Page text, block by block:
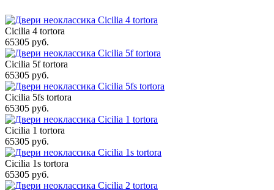
Cicilia 4 tortora
65305 руб.
Cicilia 5f tortora
65305 руб.
Cicilia 5fs tortora
65305 руб.
Cicilia 1 tortora
65305 руб.
Cicilia 1s tortora
65305 руб.